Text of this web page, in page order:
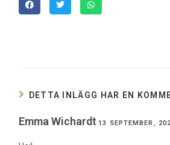
DETTA INLÄGG HAR EN
Emma Wichardt 13 SEPTEMBER,